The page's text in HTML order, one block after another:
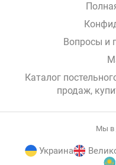
Вопросы и
Каталог
продаж,
Мы в
Украина